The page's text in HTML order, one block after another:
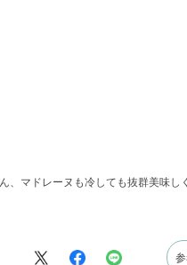
マドレーヌも冷しても抜群美味し